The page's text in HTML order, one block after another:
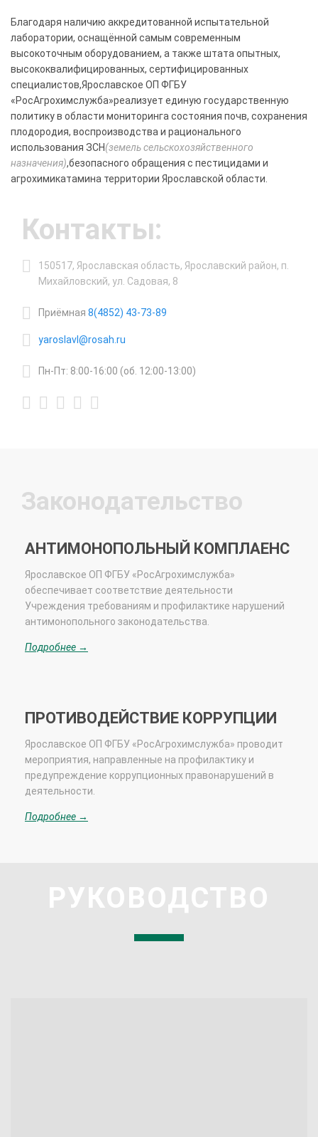
Благодаря наличию аккредитованной испытательной
лаборатории, оснащённой самым современным
высокоточным оборудованием, а также штата опытных,
высококвалифицированных, сертифицированных
специалистов,Ярославское ОП ФГБУ
«РосАгрохимслужба»реализует единую государственную
политику в области мониторинга состояния почв, сохранения
плодородия, воспроизводства и рационального
использования ЗСН(земель сельскохозяйственного
назначения),безопасного обращения с пестицидами и
агрохимикатамина территории Ярославской области.
Контакты:
150517, Ярославская область, Ярославский район, п.
Михайловский, ул. Садовая, 8
Приёмная 8(4852) 43-73-89
yaroslavl@rosah.ru
Пн-Пт: 8:00-16:00 (об. 12:00-13:00)
Законодательство
АНТИМОНОПОЛЬНЫЙ КОМПЛАЕНС
Ярославское ОП ФГБУ «РосАгрохимслужба»
обеспечивает соответствие деятельности
Учреждения требованиям и профилактике нарушений
антимонопольного законодательства.
Подробнее →
ПРОТИВОДЕЙСТВИЕ КОРРУПЦИИ
Ярославское ОП ФГБУ «РосАгрохимслужба» проводит
мероприятия, направленные на профилактику и
предупреждение коррупционных правонарушений в
деятельности.
Подробнее →
РУКОВОДСТВО